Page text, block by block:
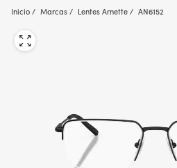
Inicio Marcas Lentes Arnette AN6152